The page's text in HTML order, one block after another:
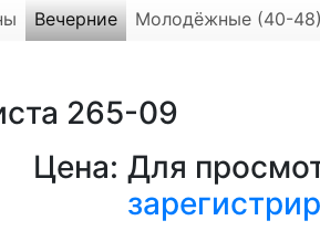
Вечерние Молодёжные (40-48)
265-09
Цена: Для